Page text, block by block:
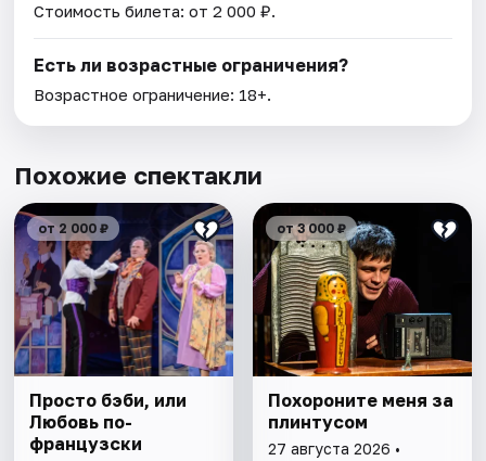
Стоимость билета: от 2 000 ₽.
Есть ли возрастные ограничения?
Возрастное ограничение: 18+.
Похожие спектакли
от 2 000 ₽
Просто бэби, или
Любовь по-
французски
от 3 000 ₽
Похороните меня за
плинтусом
27 августа 2026 •